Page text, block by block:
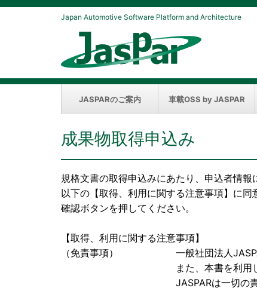
Japan Automotive Software Platform and Architecture
JASPARのご案内 車載OSS by JASPAR
成果物取得申込み
規格文書の取得申込みにあたり、申込者情報
以下の【取得、利用に関する注意事項】に同
確認ボタンを押してください。
【取得、利用に関する注意事項】
（免責事項） 一般社団法人JASPAR（
また、本書を利用して検討された
JASPARは一切の責任を